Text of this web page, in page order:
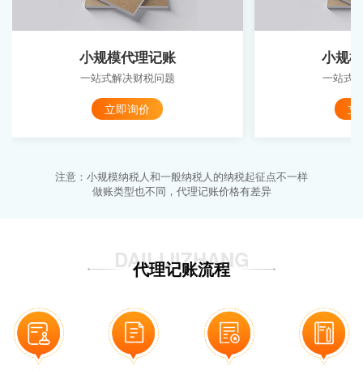
小规模代理记账
一站式解决财税问题
立即询价
小规
一站式
立
注意：小规模纳税人和一般纳税人的纳税起征点不一样
做账类型也不同，代理记账价格有差异
DAILIJIZHANG
代理记账流程